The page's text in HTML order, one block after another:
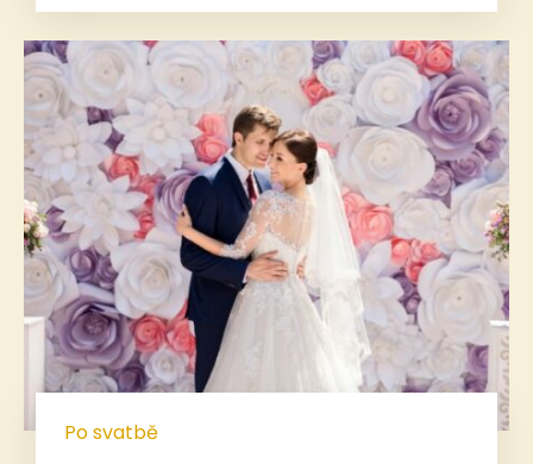
Po svatbě